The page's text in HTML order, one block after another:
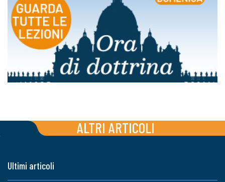
ALTRI ARTICOLI
Ultimi articoli